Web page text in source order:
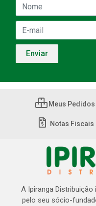
Meus Pedidos
Notas Fiscais
A Ipiranga
pelo seu sócio-